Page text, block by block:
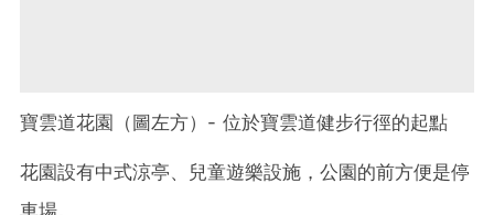
寶雲道花園（圖左方）- 位於寶雲道健步行徑的起點
花園設有中式涼亭、兒童遊樂設施，公園的前方便是停